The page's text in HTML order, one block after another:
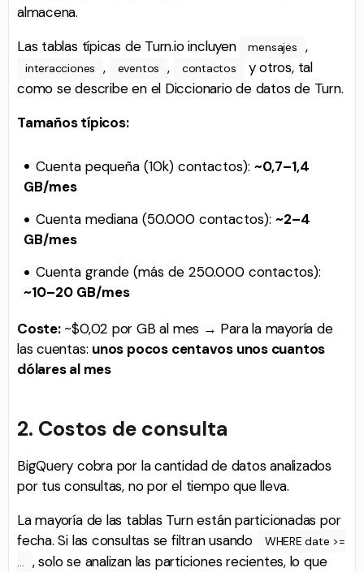
almacena.
Las tablas típicas de Turn.io incluyen
mensajes ,
interacciones , eventos , contactos
y otros, tal
como se describe en el Diccionario de datos de Turn.
Tamaños típicos:
Cuenta pequeña (10k) contactos):~0,7–1,4
GB/mes
Cuenta mediana (50.000 contactos):~2–4
GB/mes
Cuenta grande (más de 250.000 contactos):
~10–20 GB/mes
Coste:~$0,02 por GB al mes → Para la mayoría de
las cuentas: unos pocos centavos unos cuantos
dólares al mes
2. Costos de consulta
BigQuery cobra por la cantidad de datos analizados
por tus consultas, no por el tiempo que lleva.
La mayoría de las tablas Turn están particionadas por
fecha. Si las consultas se filtran usando
WHERE date >=
, solo se analizan las particiones recientes, lo que